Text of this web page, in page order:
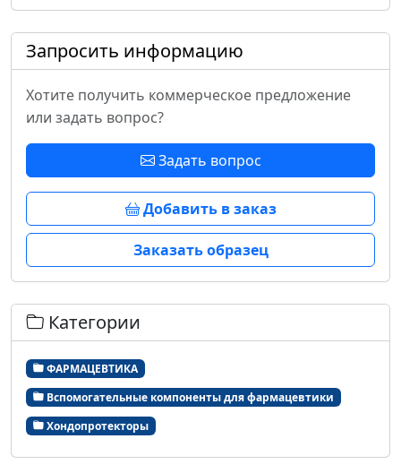
Запросить информацию
Хотите получить коммерческое предложение
или задать вопрос?
Задать вопрос
Добавить в заказ
Заказать образец
Категории
ФАРМАЦЕВТИКА
Вспомогательные компоненты для фармацевтики
Хондопротекторы